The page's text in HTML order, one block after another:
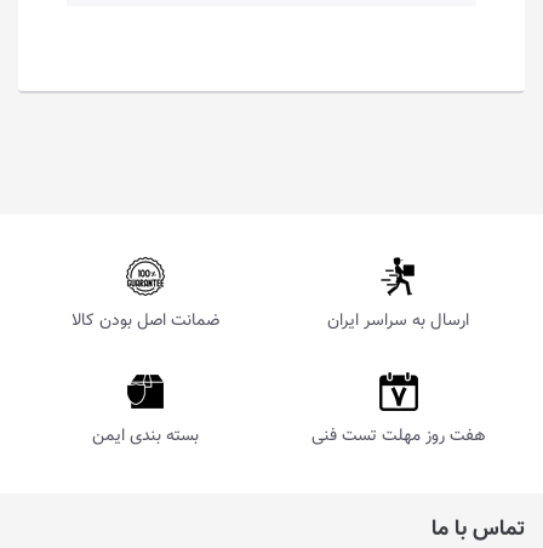
ارسال به سراسر ایران ضمانت اصل بودن کالا
هفت روز مهلت تست فنی بسته بندی ایمن
تماس با ما